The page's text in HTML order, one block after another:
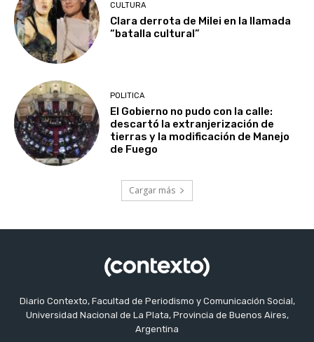
CULTURA
Clara derrota de Milei en la llamada
“batalla cultural”
POLITICA
El Gobierno no pudo con la calle:
descartó la extranjerización de
tierras y la modificación de Manejo
de Fuego
Cargar más
Diario Contexto, Facultad de Periodismo y Comunicación Social,
Universidad Nacional de La Plata, Provincia de Buenos Aires,
Argentina